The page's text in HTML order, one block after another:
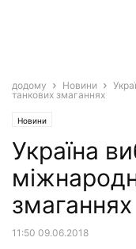
додому Новини
танкових змаганнях
Новини
Україна
змаганнях
11:50 09.06.2018